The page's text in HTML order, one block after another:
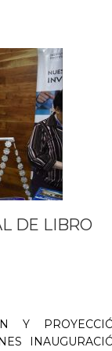
DE LIBRO
Y